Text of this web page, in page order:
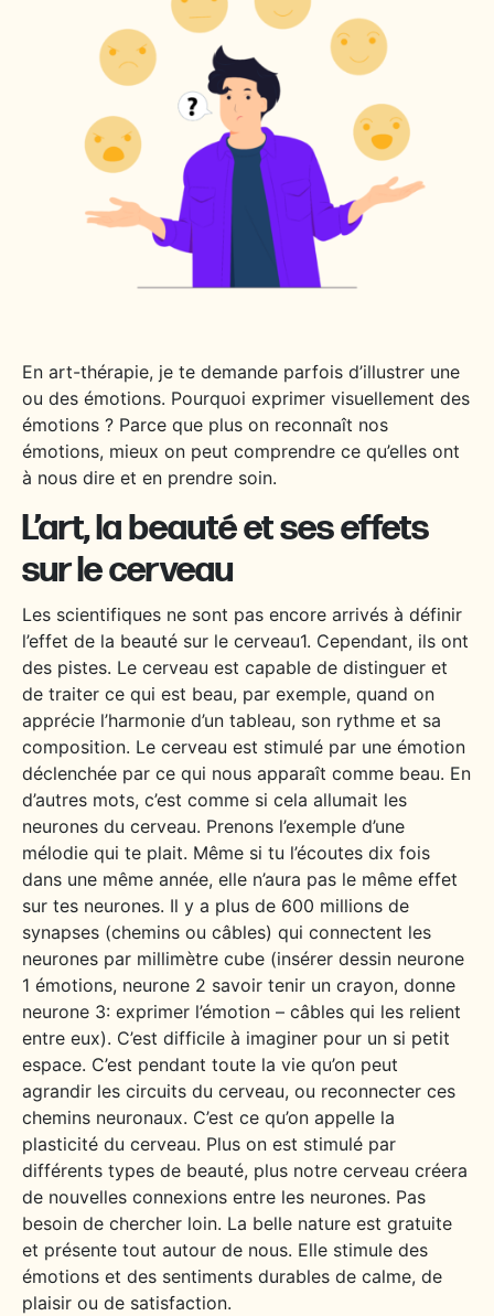
En art-thérapie, je te demande parfois d’illustrer une
ou des émotions. Pourquoi exprimer visuellement des
émotions ? Parce que plus on reconnaît nos
émotions, mieux on peut comprendre ce qu’elles ont
à nous dire et en prendre soin.
L’art, la beauté et ses effets
sur le cerveau
Les scientifiques ne sont pas encore arrivés à définir
l’effet de la beauté sur le cerveau1. Cependant, ils ont
des pistes. Le cerveau est capable de distinguer et
de traiter ce qui est beau, par exemple, quand on
apprécie l’harmonie d’un tableau, son rythme et sa
composition. Le cerveau est stimulé par une émotion
déclenchée par ce qui nous apparaît comme beau. En
d’autres mots, c’est comme si cela allumait les
neurones du cerveau. Prenons l’exemple d’une
mélodie qui te plait. Même si tu l’écoutes dix fois
dans une même année, elle n’aura pas le même effet
sur tes neurones. Il y a plus de 600 millions de
synapses (chemins ou câbles) qui connectent les
neurones par millimètre cube (insérer dessin neurone
1 émotions, neurone 2 savoir tenir un crayon, donne
neurone 3: exprimer l’émotion – câbles qui les relient
entre eux). C’est difficile à imaginer pour un si petit
espace. C’est pendant toute la vie qu’on peut
agrandir les circuits du cerveau, ou reconnecter ces
chemins neuronaux. C’est ce qu’on appelle la
plasticité du cerveau. Plus on est stimulé par
différents types de beauté, plus notre cerveau créera
de nouvelles connexions entre les neurones. Pas
besoin de chercher loin. La belle nature est gratuite
et présente tout autour de nous. Elle stimule des
émotions et des sentiments durables de calme, de
plaisir ou de satisfaction.